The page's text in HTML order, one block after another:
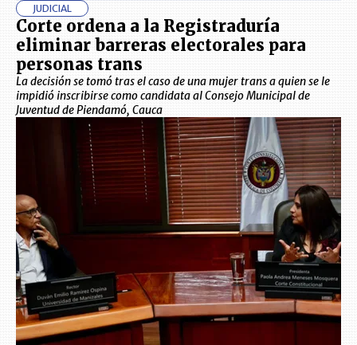
JUDICIAL
Corte ordena a la Registraduría
eliminar barreras electorales para
personas trans
La decisión se tomó tras el caso de una mujer trans a quien se le
impidió inscribirse como candidata al Consejo Municipal de
Juventud de Piendamó, Cauca